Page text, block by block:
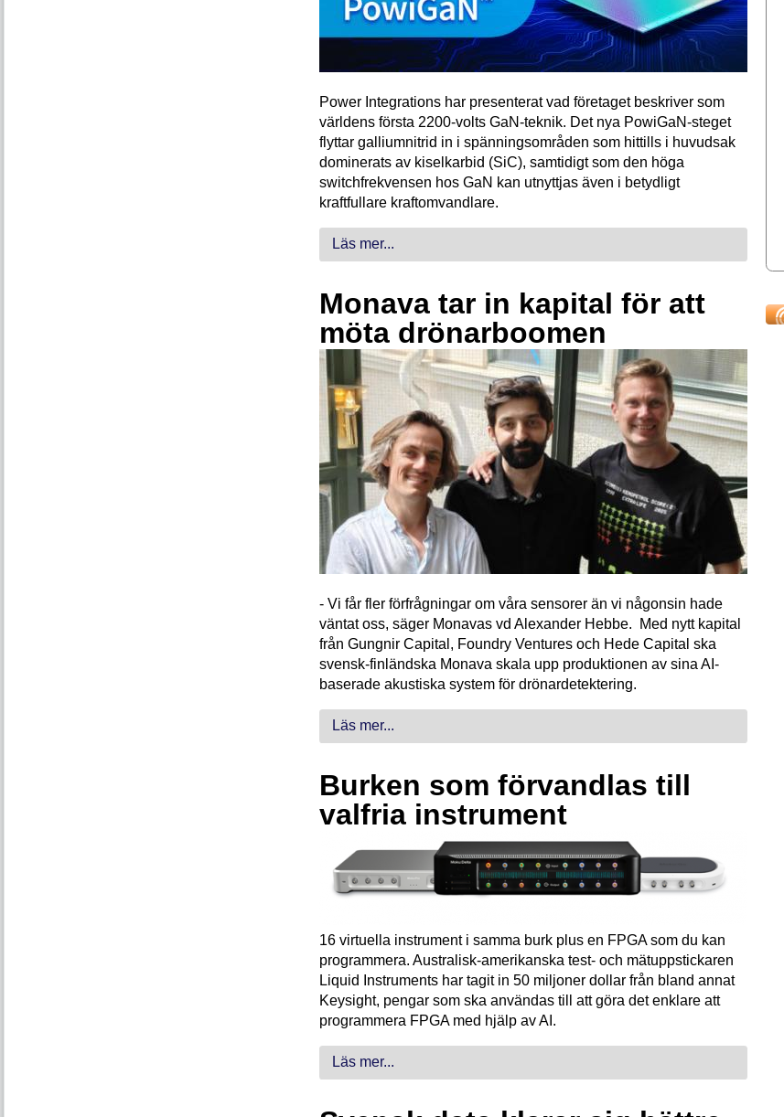
Power Integrations har presenterat vad företaget beskriver som
världens första 2200-volts GaN-teknik. Det nya PowiGaN-steget
flyttar galliumnitrid in i spänningsområden som hittills i huvudsak
dominerats av kiselkarbid (SiC), samtidigt som den höga
switchfrekvensen hos GaN kan utnyttjas även i betydligt
kraftfullare kraftomvandlare.
Läs mer...
Monava tar in kapital för att
möta drönarboomen
- Vi får fler förfrågningar om våra sensorer än vi någonsin hade
väntat oss, säger Monavas vd Alexander Hebbe. Med nytt kapital
från Gungnir Capital, Foundry Ventures och Hede Capital ska
svensk-finländska Monava skala upp produktionen av sina AI-
baserade akustiska system för drönardetektering.
Läs mer...
Burken som förvandlas till
valfria instrument
16 virtuella instrument i samma burk plus en FPGA som du kan
programmera. Australisk-amerikanska test- och mätuppstickaren
Liquid Instruments har tagit in 50 miljoner dollar från bland annat
Keysight, pengar som ska användas till att göra det enklare att
programmera FPGA med hjälp av AI.
Läs mer...